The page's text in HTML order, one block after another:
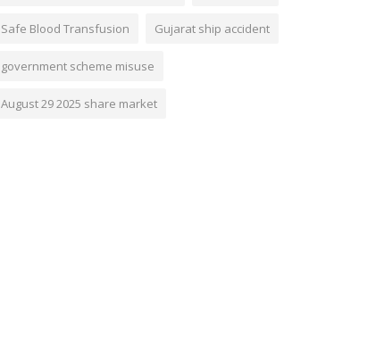
Safe Blood Transfusion Gujarat ship accident
government scheme misuse
August 29 2025 share market